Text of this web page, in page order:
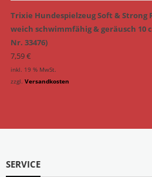
Trixie Hundespielzeug Soft & Strong
weich schwimmfähig & geräusch 10
Nr. 33476)
7,59€
inkl. 19 % MwSt.
zzgl. Versandkosten
SERVICE